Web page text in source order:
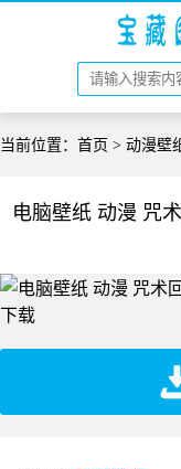
当前位置： 首页 > 动漫壁
电脑壁纸 动漫 咒